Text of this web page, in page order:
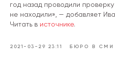
год назад проводили
не находили», — добавляет
Читать в источнике.
2021-03-29 23:11 БЮРО В СМИ